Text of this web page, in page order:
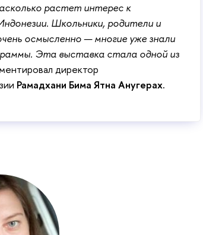
растет интерес к
Школьники, родители и
осмысленно — многие уже знали
Эта выставка стала одной из
директор
Рамадхани Бима Ятна Анугерах.